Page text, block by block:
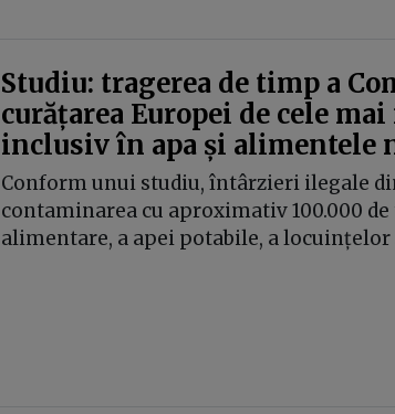
Studiu: tragerea de timp a
curățarea Europei de cele
inclusiv în apa și alimentele
Conform unui studiu, întârzieri ilegale
contaminarea cu aproximativ 100.000
alimentare, a apei potabile, a